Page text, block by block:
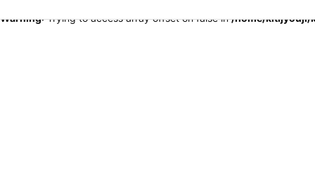
Warning: Trying to access array offset on false in/home/kitijyouji/